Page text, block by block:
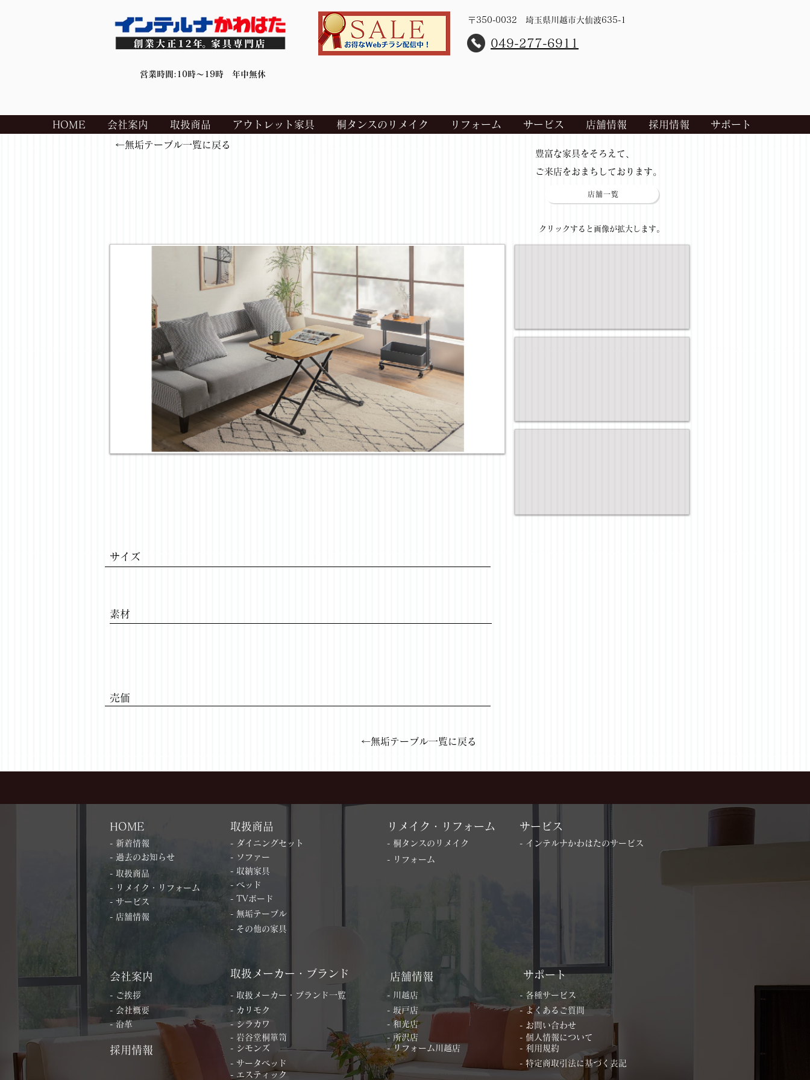
〒350-0032 埼玉県川越市大仙波635-1
​049-277-6911
営業時間:10時～19時 年中無休
HOME 会社案内 取扱商品 アウトレット家具 桐タンスのリメイク リフォーム サービス 店舗情報 採用情報 サポート
←無垢テーブル一覧に戻る
​豊富な家具をそろえて、
ご来店をおまちしております。
店舗一覧
​クリックすると画像が拡大します。
サイズ
​素材
​売価
←無垢テーブル一覧に戻る
HOME
- 新着情報
- 過去のお知らせ
- 取扱商品
- リメイク・リフォーム
- サービス
- 店舗情報
取扱商品
- ダイニングセット
- ソファー
- 収納家具
- ベッド
- TVボード
- 無垢テーブル
リメイク・リフォーム
- 桐タンスのリメイク
サービス
- インテルナかわはたのサービス
- リフォーム
- その他の家具
会社案内
- ご挨拶
- 会社概要
- 沿革
採用情報
取扱メーカー・ブランド
- 取扱メーカー・ブランド一覧
- カリモク
- シラカワ
- 岩谷堂桐箪笥
- シモンズ
- サータベッド
- エスティック
店舗情報
- 川越店
- 坂戸店
- 和光店
- 所沢店
- リフォーム川越店
サポート
- 各種サービス
- よくあるご質問
- お問い合わせ
- 個人情報について
- 利用規約
- 特定商取引法に基づく表記